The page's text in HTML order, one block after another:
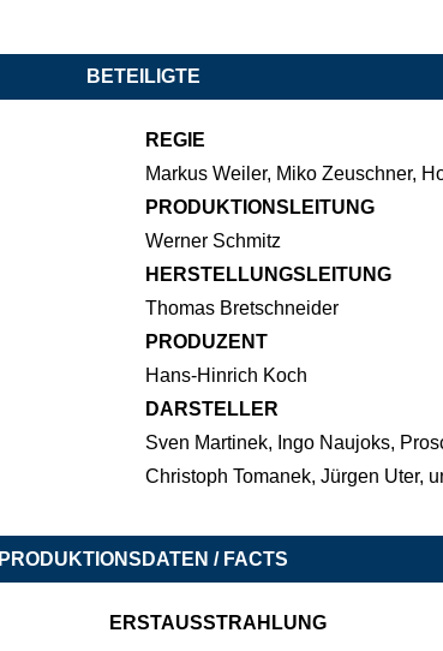
BETEILIGTE
REGIE
Markus Weiler, Miko Zeuschner,
PRODUKTIONSLEITUNG
Werner Schmitz
HERSTELLUNGSLEITUNG
Thomas Bretschneider
PRODUZENT
Hans-Hinrich Koch
DARSTELLER
Sven Martinek, Ingo Naujoks,
Christoph Tomanek, Jürgen Uter,
PRODUKTIONSDATEN / FACTS
ERSTAUSSTRAHLUNG